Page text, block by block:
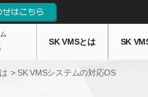
SK VMSとは SK
SK VMSシステムの対応OS